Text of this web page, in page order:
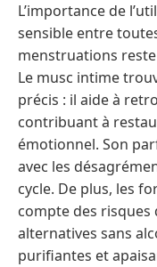
L’importance de
sensible entre
menstruations
Le musc intime
précis : il aide à
contribuant à
émotionnel. Son
avec les
cycle. De plus, les
compte des risques
alternatives sans
purifiantes et